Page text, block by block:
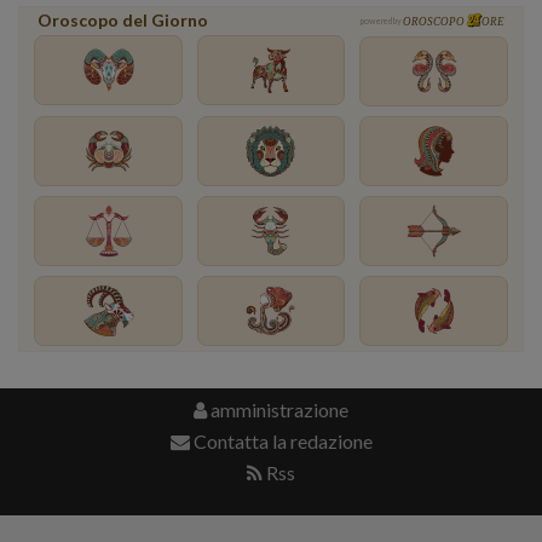
Oroscopo del Giorno powered by OROSCOPO ORE
amministrazione
Contatta la redazione
Rss